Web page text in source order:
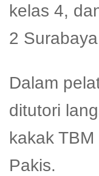
kelas 4,
2
Dalam
ditutori
kakak
Pakis.